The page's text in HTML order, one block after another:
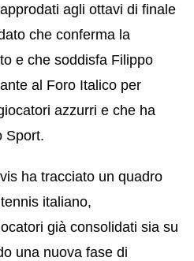
agli ottavi di finale
che conferma la
e che soddisfa Filippo
al Foro Italico per
azzurri e che ha
Sport.
ha tracciato un quadro
italiano,
già consolidati sia su
una nuova fase di